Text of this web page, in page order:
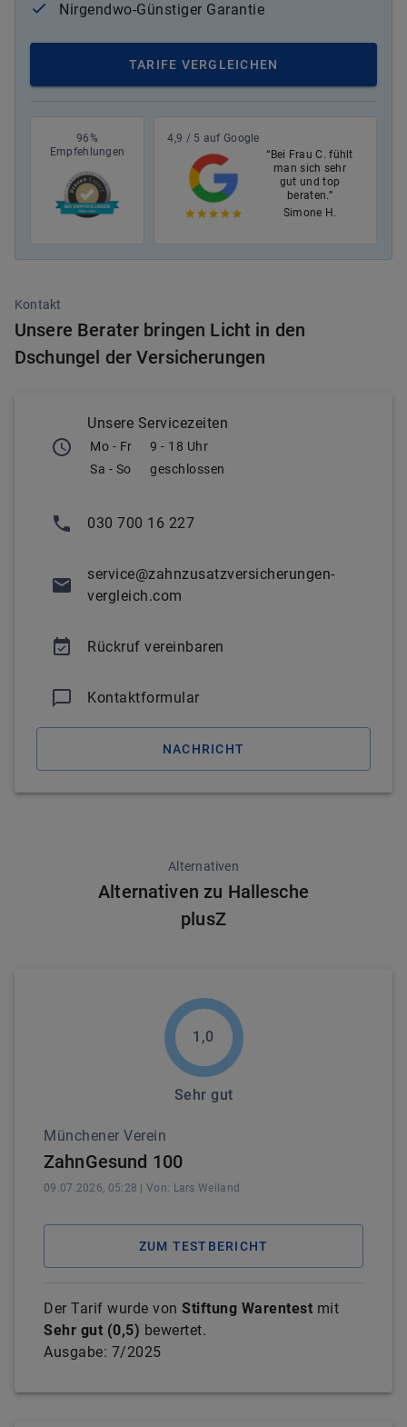
Nirgendwo-Günstiger Garantie
TARIFE VERGLEICHEN
96%
Empfehlungen
4,9 / 5 auf Google
“Bei Frau C. fühlt
man sich sehr
gut und top
beraten.”
Simone H.
Kontakt
Unsere Berater bringen Licht in den
Dschungel der Versicherungen
Unsere Servicezeiten
Mo - Fr
9 - 18 Uhr
Sa - So
geschlossen
030 700 16 227
service@zahnzusatzversicherungen-
vergleich.com
Rückruf vereinbaren
Kontaktformular
NACHRICHT
Alternativen
Alternativen zu Hallesche
plusZ
1,0
Sehr gut
Münchener Verein
ZahnGesund 100
09.07.2026, 05:28 | Von: Lars Weiland
ZUM TESTBERICHT
Der Tarif wurde von Stiftung Warentest mit
Sehr gut (0,5) bewertet.
Ausgabe: 7/2025